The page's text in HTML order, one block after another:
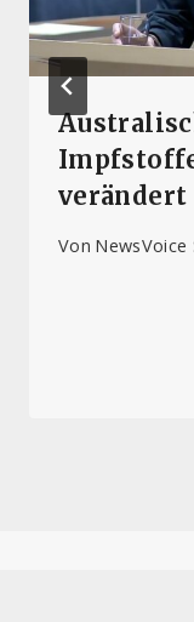
verändert
Von NewsVoice